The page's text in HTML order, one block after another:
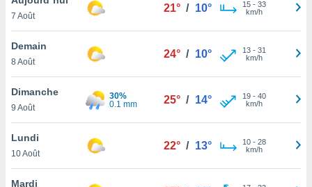
et
»,
au
vous
qu'ils
ou
7 Août
21° / 10° 15- 33
km/h
Demain
8 Août
24° / 10° 13- 31
km/h
Dimanche
9 Août
30%
0.1 mm
25° / 14° 19- 40
km/h
Lundi
10 Août
22° / 13° 10- 28
km/h
Mardi